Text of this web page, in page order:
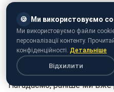
нагородить вас.
Намагайтеся позбутися
вам рухатися вперед. На
їх потрібно зустріти з
на вас чекає, адже вам
Нагадаємо, раніше ми вже
🍪 Ми використовуємо
Ми використовуємо файли cookie
персоналізації контенту.
конфіденційності. Детальніше
Відхилити